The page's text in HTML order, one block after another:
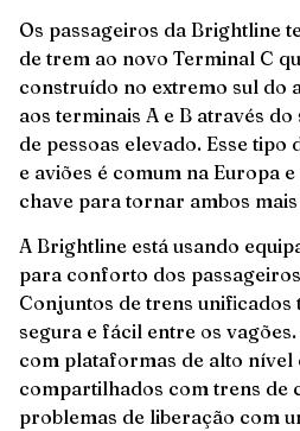
Os passageiros da Brightline
de trem ao novo Terminal C
construído no extremo sul do
aos terminais A e B através
de pessoas elevado. Esse tipo
e aviões é comum na Europa
chave para tornar ambos
A Brightline está usando
para conforto dos
Conjuntos de trens unificados
segura e fácil entre os
com plataformas de alto nível
compartilhados com trens de
problemas de liberação com